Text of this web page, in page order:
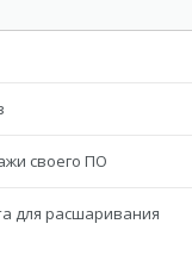
своего ПО
для расшаривания